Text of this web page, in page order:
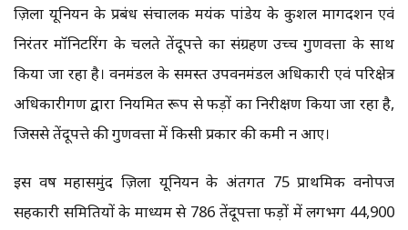
ज़िला यूनियन के प्रबंध संचालक मयंक पांडेय के कुशल मार्गदर्शन एवं
निरंतर मॉनिटरिंग के चलते तेंदूपत्ते का संग्रहण उच्च गुणवत्ता के साथ
किया जा रहा है। वनमंडल के समस्त उपवनमंडल अधिकारी एवं परिक्षेत्र
अधिकारीगण द्वारा नियमित रूप से फड़ों का निरीक्षण किया जा रहा है,
जिससे तेंदूपत्ते की गुणवत्ता में किसी प्रकार की कमी न आए।
इस वर्ष महासमुंद ज़िला यूनियन के अंतर्गत 75 प्राथमिक वनोपज
सहकारी समितियों के माध्यम से 786 तेंदूपत्ता फड़ों में लगभग 44,900